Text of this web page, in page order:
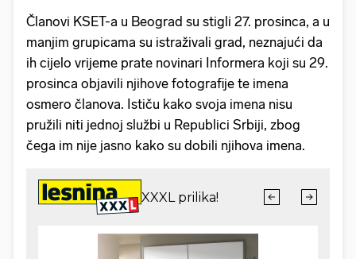
Članovi KSET-a u Beograd su stigli 27. prosinca, a u
manjim grupicama su istraživali grad, neznajući da
ih cijelo vrijeme prate novinari Informera koji su 29.
prosinca objavili njihove fotografije te imena
osmero članova. Ističu kako svoja imena nisu
pružili niti jednoj službi u Republici Srbiji, zbog
čega im nije jasno kako su dobili njihova imena.